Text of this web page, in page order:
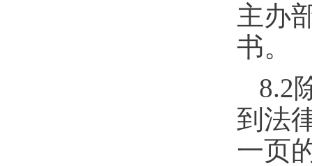
主办
书。
8.2
到法
一页